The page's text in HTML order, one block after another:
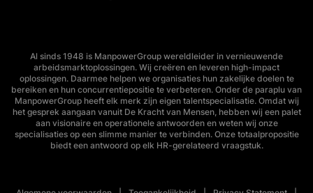
Al sinds 1948 is ManpowerGroup wereldleider in vernieuwende
arbeidsmarktoplossingen. Wij creëren en leveren high-impact
oplossingen. Daarmee helpen we organisaties hun zakelijke doelen te
bereiken en hun concurrentiepositie te verbeteren. Onder de paraplu van
ManpowerGroup heeft elk merk zijn eigen talentspecialisatie. Omdat wij
het gesprek aangaan vanuit De Kracht van Mensen, hebben wij een palet
aan visionaire en operationele antwoorden en weten wij onze
specialisaties op een slimme manier te verbinden. Onze totaalpropositie
biedt een antwoord op elk HR-gerelateerd vraagstuk.